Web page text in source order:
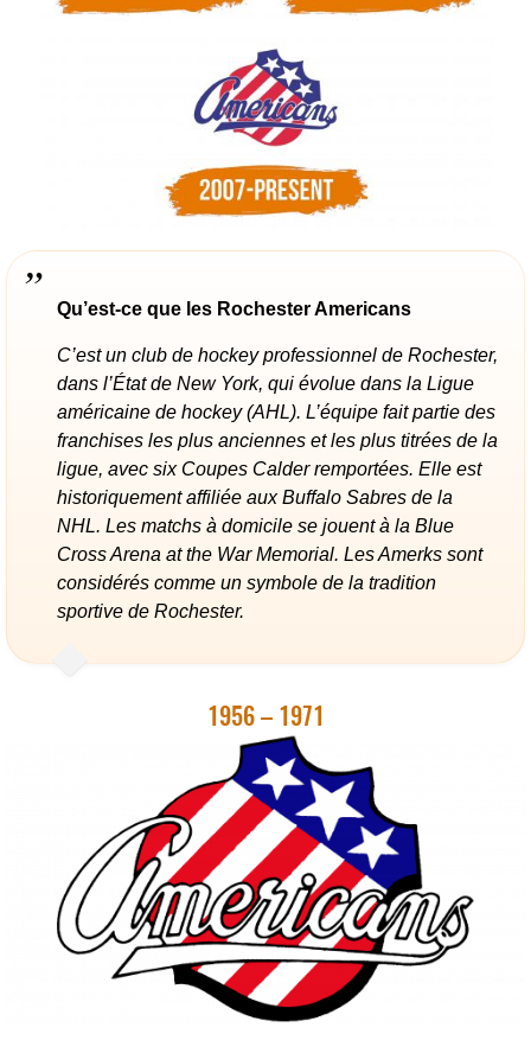
Qu’est-ce que les Rochester Americans
C’est un club de hockey professionnel de Rochester,
dans l’État de New York, qui évolue dans la Ligue
américaine de hockey (AHL). L’équipe fait partie des
franchises les plus anciennes et les plus titrées de la
ligue, avec six Coupes Calder remportées. Elle est
historiquement affiliée aux Buffalo Sabres de la
NHL. Les matchs à domicile se jouent à la Blue
Cross Arena at the War Memorial. Les Amerks sont
considérés comme un symbole de la tradition
sportive de Rochester.
1956 – 1971